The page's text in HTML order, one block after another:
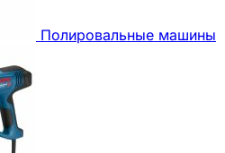
Полировальные машины